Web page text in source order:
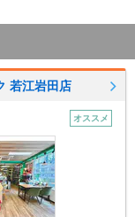
若江岩田店
オススメ